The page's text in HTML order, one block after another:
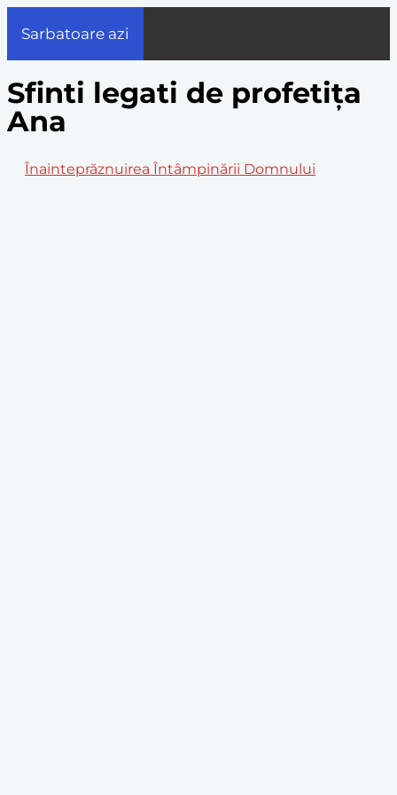
Sarbatoare azi
Sfinti legati de profetița
Ana
Înainteprăznuirea Întâmpinării Domnului